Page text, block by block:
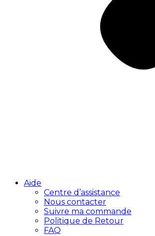
Aide
Centre d’assistance
Nous contacter
Suivre ma commande
Politique de Retour
FAQ